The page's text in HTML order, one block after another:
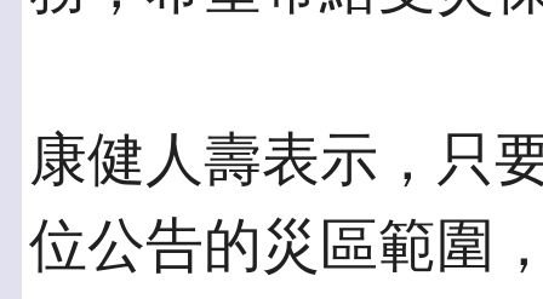
康健人壽表示，只
位公告的災區範圍